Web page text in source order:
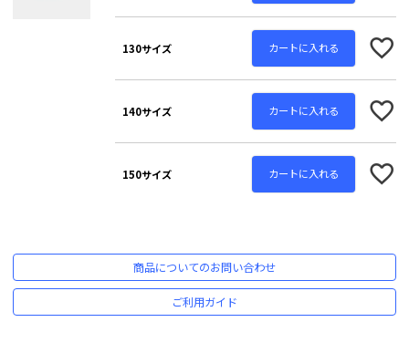
130サイズ カートに入れる
140サイズ カートに入れる
150サイズ カートに入れる
商品についてのお問い合わせ
ご利用ガイド